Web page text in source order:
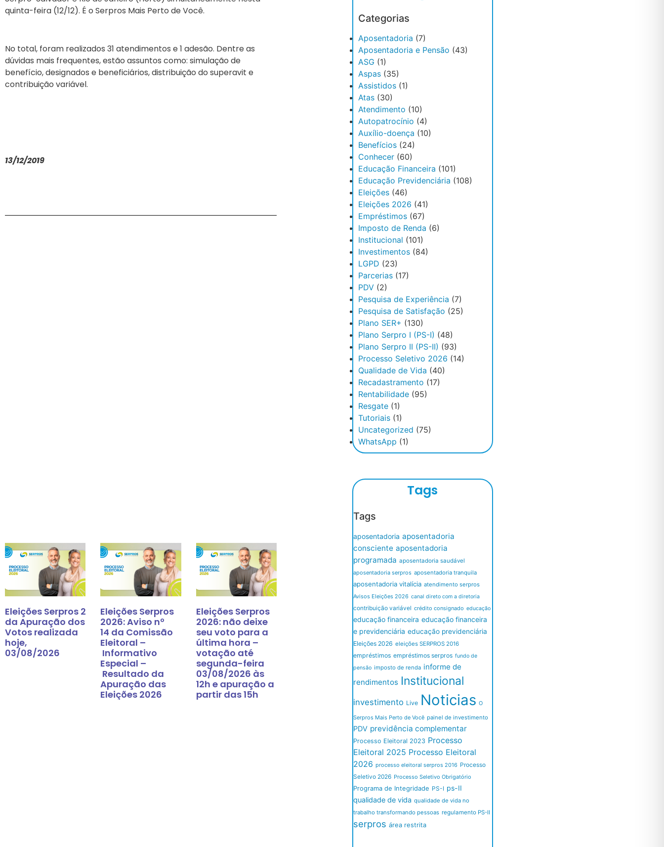
quinta-feira (12/12). É o Serpros Mais Perto de Você.
No total, foram realizados 31 atendimentos e 1 adesão. Dentre as
dúvidas mais frequentes, estão assuntos como: simulação de
benefício, designados e beneficiários, distribuição do superavit e
contribuição variável.
13/12/2019
Categorias
Aposentadoria (7)
Aposentadoria e Pensão (43)
ASG (1)
Aspas(35)
Assistidos(1)
Atas(30)
Atendimento (10)
Autopatrocínio (4)
Auxílio-doença (10)
Benefícios(24)
Conhecer(60)
Educação Financeira (101)
Educação Previdenciária (108)
Eleições(46)
Eleições 2026 (41)
Empréstimos(67)
Imposto de Renda (6)
Institucional (101)
Investimentos(84)
LGPD (23)
Parcerias(17)
PDV(2)
Pesquisa de Experiência (7)
Pesquisa de Satisfação (25)
Plano SER+ (130)
Plano Serpro I (PS-I) (48)
Plano Serpro II (PS-II) (93)
Processo Seletivo 2026 (14)
Qualidade de Vida (40)
Recadastramento (17)
Rentabilidade(95)
Resgate(1)
Tutoriais(1)
Uncategorized (75)
WhatsApp (1)
Eleições Serpros 2026: Resultado
da Apuração dos
Votos realizada
hoje,
03/08/2026
Eleições Serpros
2026: Aviso nº
14 da Comissão
Eleitoral –
Informativo
Especial –
Resultado da
Apuração das
Eleições 2026
Eleições Serpros
2026: não deixe
seu voto para a
última hora –
votação até
segunda-feira
03/08/2026 às
12h e apuração a
partir das 15h
Tags
Tags
aposentadoria aposentadoria
consciente aposentadoria
programada aposentadoria saudável
aposentadoria serpros aposentadoria tranquila
aposentadoria vitalícia atendimento serpros
Avisos Eleições 2026 canal direto com a diretoria
contribuição variável crédito consignado educação
educação financeira educação financeira
e previdenciária educação previdenciária
Eleições 2026 eleições SERPROS 2016
empréstimos empréstimos serpros fundo de
pensão imposto de renda informe de
rendimentos Institucional
investimento Live Noticias O
Serpros Mais Perto de Você painel de investimento
PDV previdência complementar
Processo Eleitoral 2023 Processo
Eleitoral 2025 Processo Eleitoral
2026 processo eleitoral serpros 2016 Processo
Seletivo 2026 Processo Seletivo Obrigatório
Programa de Integridade PS-I ps-II
qualidade de vida qualidade de vida no
trabalho transformando pessoas regulamento PS-II
serpros área restrita